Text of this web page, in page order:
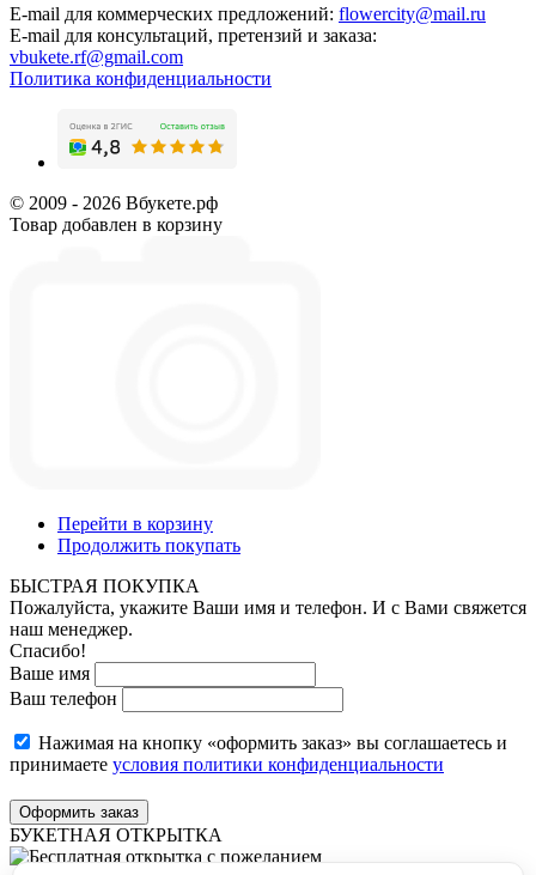
E-mail для коммерческих предложений: flowercity@mail.ru
E-mail для консультаций, претензий и заказа:
vbukete.rf@gmail.com
Политика конфиденциальности
© 2009 - 2026 Вбукете.рф
Товар добавлен в корзину
Перейти в корзину
Продолжить покупать
БЫСТРАЯ ПОКУПКА
Пожалуйста, укажите Ваши имя и телефон. И с Вами свяжется
наш менеджер.
Спасибо!
Ваше имя
Ваш телефон
Нажимая на кнопку «оформить заказ» вы соглашаетесь и
принимаете условия политики конфиденциальности
Оформить заказ
БУКЕТНАЯ ОТКРЫТКА